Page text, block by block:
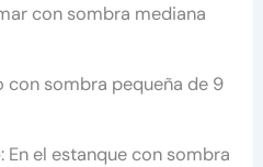
con sombra mediana
con sombra pequeña de 9
: En el estanque con sombra